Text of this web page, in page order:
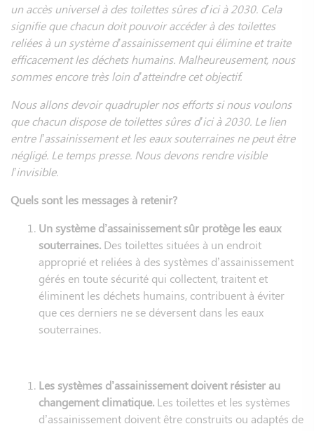
un accès universel à des toilettes sûres d’ici à 2030. Cela
signifie que chacun doit pouvoir accéder à des toilettes
reliées à un système d’assainissement qui élimine et traite
efficacement les déchets humains. Malheureusement, nous
sommes encore très loin d’atteindre cet objectif.
Nous allons devoir quadrupler nos efforts si nous voulons
que chacun dispose de toilettes sûres d’ici à 2030. Le lien
entre l’assainissement et les eaux souterraines ne peut être
négligé. Le temps presse. Nous devons rendre visible
l’invisible.
Quels sont les messages à retenir?
Un système d’assainissement sûr protège les eaux
souterraines. Des toilettes situées à un endroit
approprié et reliées à des systèmes d’assainissement
gérés en toute sécurité qui collectent, traitent et
éliminent les déchets humains, contribuent à éviter
que ces derniers ne se déversent dans les eaux
souterraines.
Les systèmes d’assainissement doivent résister au
changement climatique. Les toilettes et les systèmes
d’assainissement doivent être construits ou adaptés de